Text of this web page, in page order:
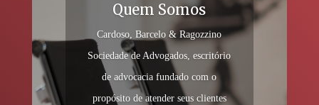
Quem Somos
Cardoso, Barcelo & Ragozzino
Sociedade de Advogados, escritório
de advocacia fundado com o
propósito de atender seus clientes